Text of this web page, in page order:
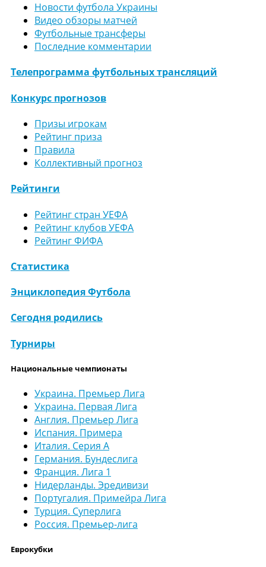
Новости футбола Украины
Видео обзоры матчей
Футбольные трансферы
Последние комментарии
Телепрограмма футбольных трансляций
Конкурс прогнозов
Призы игрокам
Рейтинг приза
Правила
Коллективный прогноз
Рейтинги
Рейтинг стран УЕФА
Рейтинг клубов УЕФА
Рейтинг ФИФА
Статистика
Энциклопедия Футбола
Сегодня родились
Турниры
Национальные чемпионаты
Украина. Премьер Лига
Украина. Первая Лига
Англия. Премьер Лига
Испания. Примера
Италия. Серия А
Германия. Бундеслига
Франция. Лига 1
Нидерланды. Эредивизи
Португалия. Примейра Лига
Турция. Суперлига
Россия. Премьер-лига
Еврокубки